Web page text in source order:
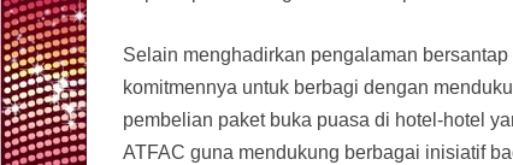
Selain menghadirkan pengalaman
komitmennya untuk berbagi dengan
pembelian paket buka puasa di hotel-hotel
ATFAC guna mendukung berbagai inisiatif